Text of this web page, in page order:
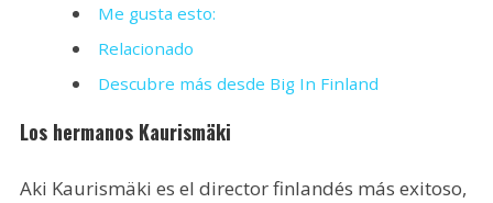
Me gusta esto:
Relacionado
Descubre más desde Big In Finland
Los hermanos Kaurismäki
Aki Kaurismäki es el director finlandés más exitoso,